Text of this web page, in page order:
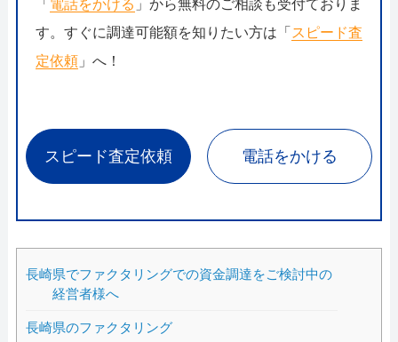
「 電話をかける 」から無料のご相談も受付ておりま
す。すぐに調達可能額を知りたい方は「 スピード査
定依頼」へ！
スピード査定依頼 電話をかける
長崎県でファクタリングでの資金調達をご検討中の
経営者様へ
長崎県のファクタリング